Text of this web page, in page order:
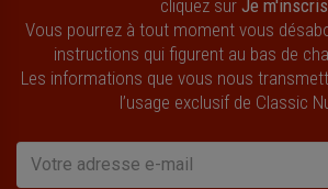
cliquez sur Je m'inscris
Vous pourrez à tout moment vous
instructions qui figurent au bas de
Les informations que vous nous
l’usage exclusif de Classic